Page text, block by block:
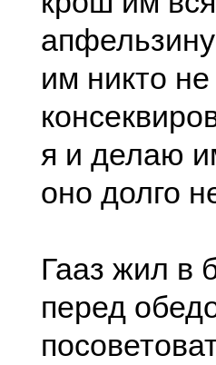
апфельзину
им никто не
я и делаю
оно долго
Гааз жил в
перед